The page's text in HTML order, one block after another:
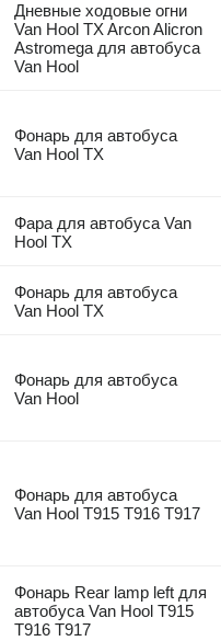
Дневные ходовые огни
Van Hool TX Arcon Alicron
Astromega для автобуса
Van Hool
Фонарь для автобуса
Van Hool TX
Фара для автобуса Van
Hool TX
Фонарь для автобуса
Van Hool TX
Фонарь для автобуса
Van Hool
Фонарь для автобуса
Van Hool T915 T916 T917
Фонарь Rear lamp left для
автобуса Van Hool T915
T916 T917